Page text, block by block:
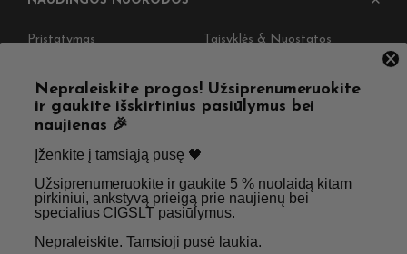
Pristatymas Taisyklės & Nuostatos
Straipsniai Apie Mus
Kontaktai
SKIRTA TIK SUAUGUSIEMS NIKOTINO VARTOTOJAMS.
NETURĖTUMĖTE NAUDOTI ŠIŲ PRODUKTŲ, JEI NEVARTOJATE
NIKOTINO.
Nepraleiskite progos! Užsiprenumeruokite
ir gaukite išskirtinius pasiūlymus bei
naujienas 🎉
Įženkite į tamsiąją pusę 🖤 ​
Užsiprenumeruokite ir gaukite 5 % nuolaidą kitam
pirkiniui, ankstyvą prieigą prie naujienų bei
specialius CIGSLT pasiūlymus. ​
Nepraleiskite. Tamsioji pusė laukia.